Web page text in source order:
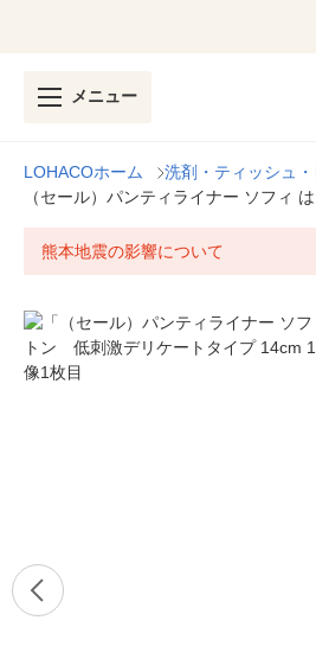
メニュー
LOHACOホーム 洗剤・ティッシュ
（セール）パンティライナー ソフィ
熊本地震の影響について